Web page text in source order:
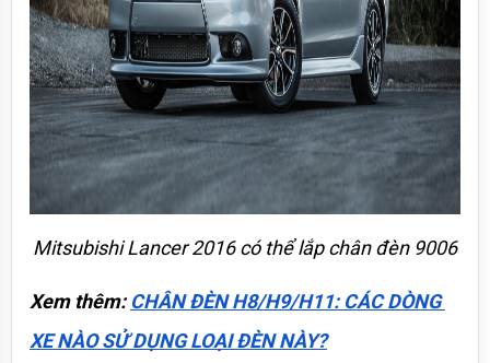
Mitsubishi Lancer 2016 có thể lắp chân đèn 9006
Xem thêm: CHÂN ĐÈN H8/H9/H11: CÁC DÒNG
XE NÀO SỬ DỤNG LOẠI ĐÈN NÀY?